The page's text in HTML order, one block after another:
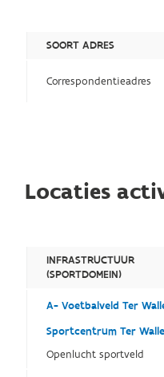
SOORT ADRES
Correspondentieadres
Locaties
INFRASTRUCTUUR
(SPORTDOMEIN)
A- Voetbalveld Ter
Sportcentrum Ter
Openlucht sportveld